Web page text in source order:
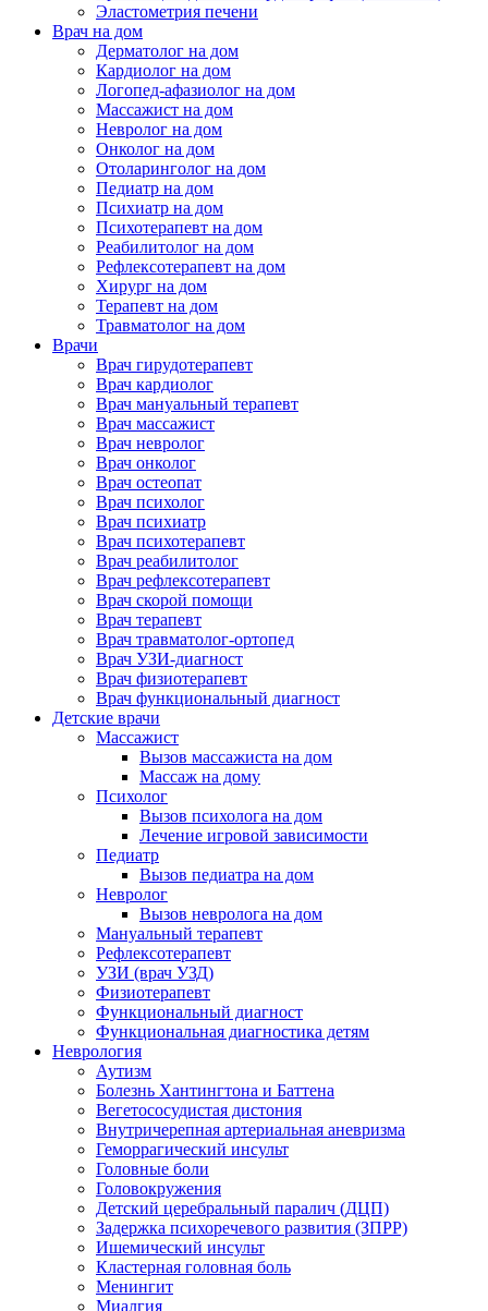
Эластометрия печени
Врач на дом
Дерматолог на дом
Кардиолог на дом
Логопед-афазиолог на дом
Массажист на дом
Невролог на дом
Онколог на дом
Отоларинголог на дом
Педиатр на дом
Психиатр на дом
Психотерапевт на дом
Реабилитолог на дом
Рефлексотерапевт на дом
Хирург на дом
Терапевт на дом
Травматолог на дом
Врачи
Врач гирудотерапевт
Врач кардиолог
Врач мануальный терапевт
Врач массажист
Врач невролог
Врач онколог
Врач остеопат
Врач психолог
Врач психиатр
Врач психотерапевт
Врач реабилитолог
Врач рефлексотерапевт
Врач скорой помощи
Врач терапевт
Врач травматолог-ортопед
Врач УЗИ-диагност
Врач физиотерапевт
Врач функциональный диагност
Детские врачи
Массажист
Вызов массажиста на дом
Массаж на дому
Психолог
Вызов психолога на дом
Лечение игровой зависимости
Педиатр
Вызов педиатра на дом
Невролог
Вызов невролога на дом
Мануальный терапевт
Рефлексотерапевт
УЗИ (врач УЗД)
Физиотерапевт
Функциональный диагност
Функциональная диагностика детям
Неврология
Аутизм
Болезнь Хантингтона и Баттена
Вегетососудистая дистония
Внутричерепная артериальная аневризма
Геморрагический инсульт
Головные боли
Головокружения
Детский церебральный паралич (ДЦП)
Задержка психоречевого развития (ЗПРР)
Ишемический инсульт
Кластерная головная боль
Менингит
Миалгия